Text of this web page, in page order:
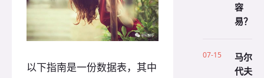
以下指南是一份数据表，其中
容
易？
07-15
马尔
代夫